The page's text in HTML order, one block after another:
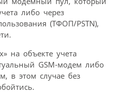
либо через
(ТФОП/PSTN),
на объекте учета
GSM-модем либо
в этом случае без